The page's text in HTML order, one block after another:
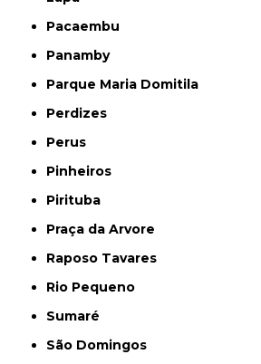
Pacaembu
Panamby
Parque Maria Domitila
Perdizes
Perus
Pinheiros
Pirituba
Praça da Arvore
Raposo Tavares
Rio Pequeno
Sumaré
São Domingos